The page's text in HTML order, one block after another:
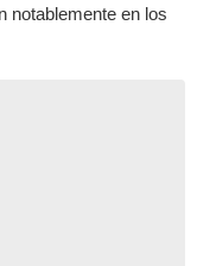
notablemente en los